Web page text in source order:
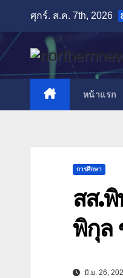
content
ศุกร์. ส.ค. 7th, 2026
หน้าแรก
การศึกษา
สส.พิ
พิกุล
มิ.ย. 26,